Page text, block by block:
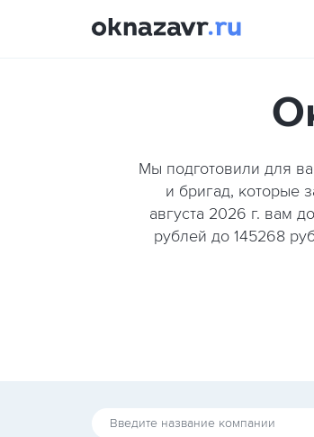
Мы подготовили для
и бригад, которые
августа 2026 г. вам
рублей до 145268